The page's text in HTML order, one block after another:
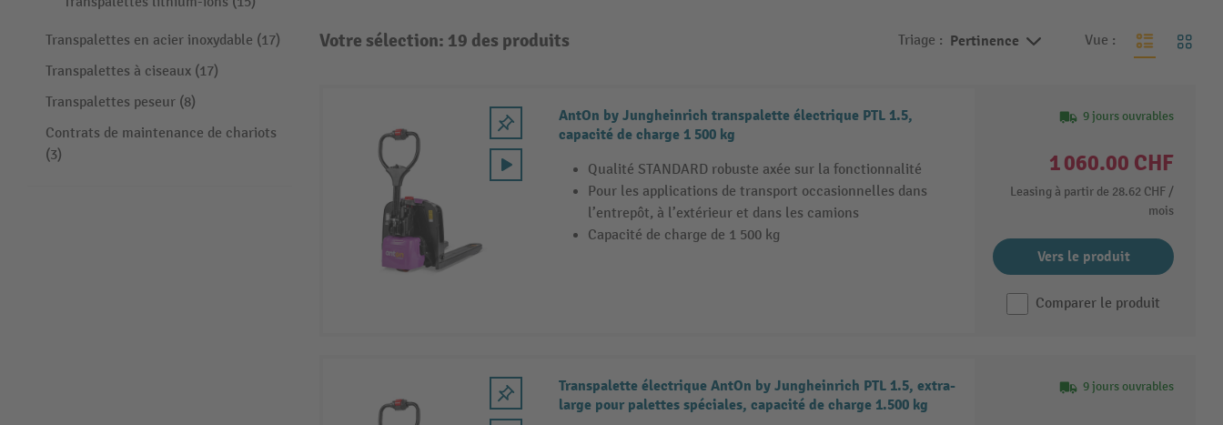
Transpalettes en acier inoxydable (17)
Transpalettes à ciseaux (17)
Transpalettes peseur (8)
Contrats de maintenance de chariots
(3)
Votre sélection: 19 des produits Triage : Pertinence Vue :
AntOn by Jungheinrich transpalette électrique PTL 1.5,
capacité de charge 1 500 kg
Qualité STANDARD robuste axée sur la fonctionnalité
Pour les applications de transport occasionnelles dans
l’entrepôt, à l’extérieur et dans les camions
Capacité de charge de 1 500 kg
9 jours ouvrables
1 060.00 CHF
Leasing à partir de 28.62 CHF /
mois
Vers le produit
Comparer le produit
Transpalette électrique AntOn by Jungheinrich PTL 1.5, extra-
large pour palettes spéciales, capacité de charge 1.500 kg
9 jours ouvrables